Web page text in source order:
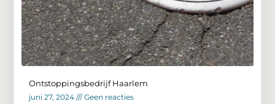
Ontstoppingsbedrijf Haarlem
juni 27, 2024
Geen reacties